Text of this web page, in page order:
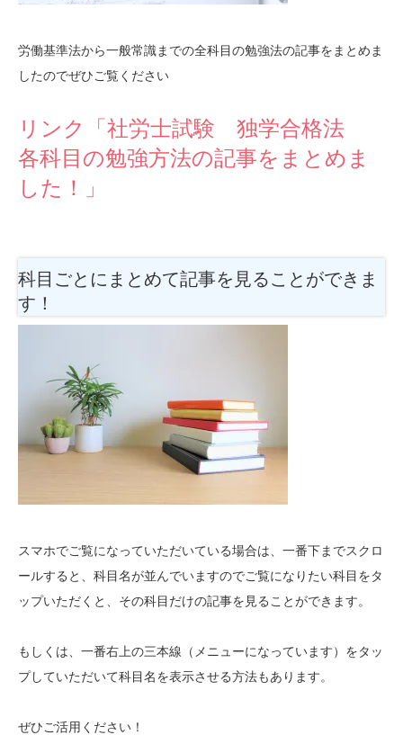
労働基準法から一般常識までの全科目の勉強法の記事をまとめま
したのでぜひご覧ください
リンク「社労士試験 独学合格法
各科目の勉強方法の記事をまとめま
した！」
科目ごとにまとめて記事を見ることができま
す！
スマホでご覧になっていただいている場合は、一番下までスクロ
ールすると、科目名が並んでいますのでご覧になりたい科目をタ
ップいただくと、その科目だけの記事を見ることができます。
もしくは、一番右上の三本線（メニューになっています）をタッ
プしていただいて科目名を表示させる方法もあります。
ぜひご活用ください！